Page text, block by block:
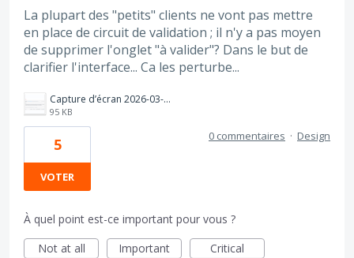
La plupart des "petits" clients ne vont pas mettre
en place de circuit de validation ; il n'y a pas moyen
de supprimer l'onglet "à valider"? Dans le but de
clarifier l'interface... Ca les perturbe...
Capture d’écran 2026-03-25 à 17.11.48.png
95 KB
5
VOTER
0 commentaires · Design
À quel point est-ce important pour vous ?
Not at all
Important Critical